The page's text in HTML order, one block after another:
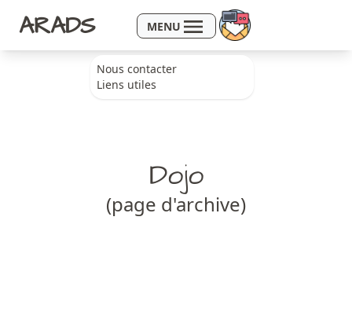
ARADS MENU
Nous contacter
Liens utiles
Dojo
(page d'archive)